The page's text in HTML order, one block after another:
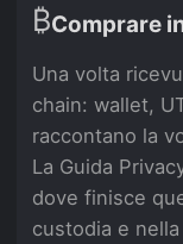
₿Comprare
Una volta
chain: wallet,
raccontano la
La Guida
dove finisce
custodia e